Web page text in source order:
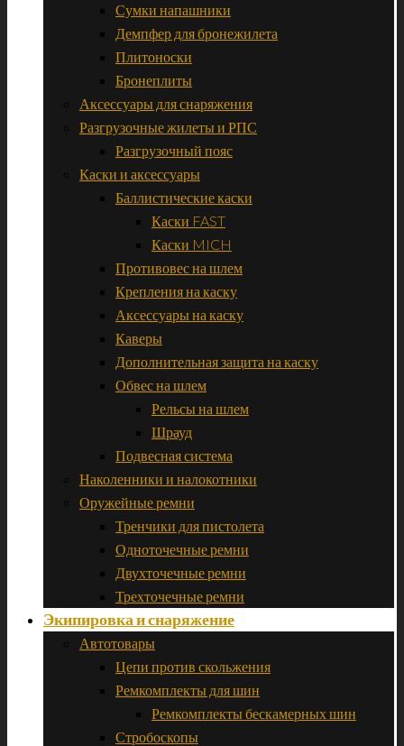
Сумки напашники
Демпфер для бронежилета
Плитоноски
Бронеплиты
Аксессуары для снаряжения
Разгрузочные жилеты и РПС
Разгрузочный пояс
Каски и аксессуары
Баллистические каски
Каски FAST
Каски MICH
Противовес на шлем
Крепления на каску
Аксессуары на каску
Каверы
Дополнительная защита на каску
Обвес на шлем
Рельсы на шлем
Шрауд
Подвесная система
Наколенники и налокотники
Оружейные ремни
Тренчики для пистолета
Одноточечные ремни
Двухточечные ремни
Трехточечные ремни
Экипировка и снаряжение
Автотовары
Цепи против скольжения
Ремкомплекты для шин
Ремкомплекты бескамерных шин
Стробоскопы